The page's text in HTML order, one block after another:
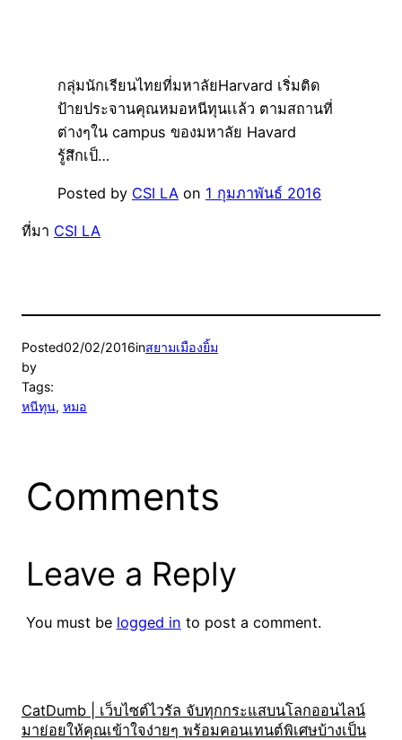
กลุ่มนักเรียนไทยที่มหาลัยHarvard เริ่มติด
ป้ายประจานคุณหมอหนีทุนเเล้ว ตามสถานที่
ต่างๆใน campus ของมหาลัย Havard
รู้สึกเป็…
Posted by CSI LA on 1 กุมภาพันธ์ 2016
ที่มา CSI LA
Posted02/02/2016inสยามเมืองยิ้ม
by
Tags:
หนีทุน, หมอ
Comments
Leave a Reply
You must be logged in to post a comment.
CatDumb | เว็บไซต์ไวรัล จับทุกกระแสบนโลกออนไลน์
มาย่อยให้คุณเข้าใจง่ายๆ พร้อมคอนเทนต์พิเศษบ้างเป็น